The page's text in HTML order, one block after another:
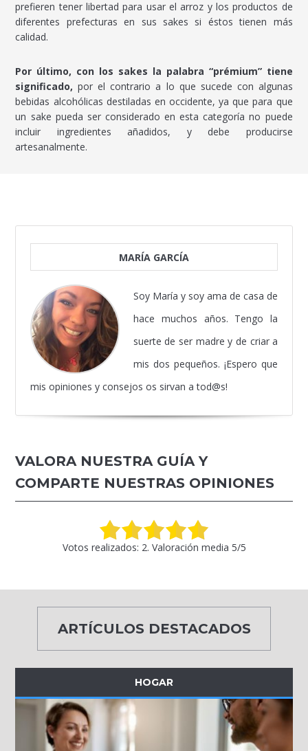
prefieren tener libertad para usar el arroz y los productos de
diferentes prefecturas en sus sakes si éstos tienen más
calidad.
Por último, con los sakes la palabra “prémium” tiene
significado, por el contrario a lo que sucede con algunas
bebidas alcohólicas destiladas en occidente, ya que para que
un sake pueda ser considerado en esta categoría no puede
incluir ingredientes añadidos, y debe producirse
artesanalmente.
MARÍA GARCÍA
Soy María y soy ama de casa de
hace muchos años. Tengo la
suerte de ser madre y de criar a
mis dos pequeños. ¡Espero que
mis opiniones y consejos os sirvan a tod@s!
VALORA NUESTRA GUÍA Y
COMPARTE NUESTRAS OPINIONES
Votos realizados: 2. Valoración media 5/5
ARTÍCULOS DESTACADOS
HOGAR